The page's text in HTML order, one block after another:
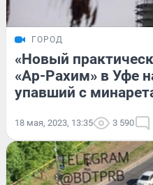
ГОРОД
«Новый
«Ар-Рахим» в Уфе
упавший с
18 мая, 2023, 13:35 3 590